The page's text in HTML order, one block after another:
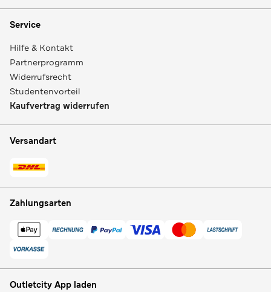
Service
Hilfe & Kontakt
Partnerprogramm
Widerrufsrecht
Studentenvorteil
Kaufvertrag widerrufen
Versandart
Zahlungsarten
Outletcity App laden